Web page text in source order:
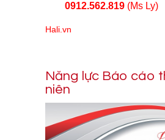
0912.562.819 (Ms Ly)
Hali.vn
Năng lực Báo cáo
niên